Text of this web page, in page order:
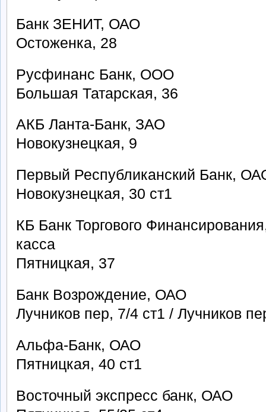
Банк ЗЕНИТ, ОАО
Остоженка, 28
Русфинанс Банк, ООО
Большая Татарская, 36
АКБ Ланта-Банк, ЗАО
Новокузнецкая, 9
Первый Республиканский Банк,
Новокузнецкая, 30 ст1
КБ Банк Торгового
касса
Пятницкая, 37
Банк Возрождение, ОАО
Лучников пер, 7/4 ст1 / Лучников
Альфа-Банк, ОАО
Пятницкая, 40 ст1
Восточный экспресс банк, ОАО